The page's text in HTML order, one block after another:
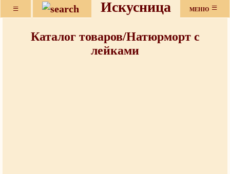
≡ Искусница МЕНЮ ≡
Каталог товаров/Натюрморт с
лейками